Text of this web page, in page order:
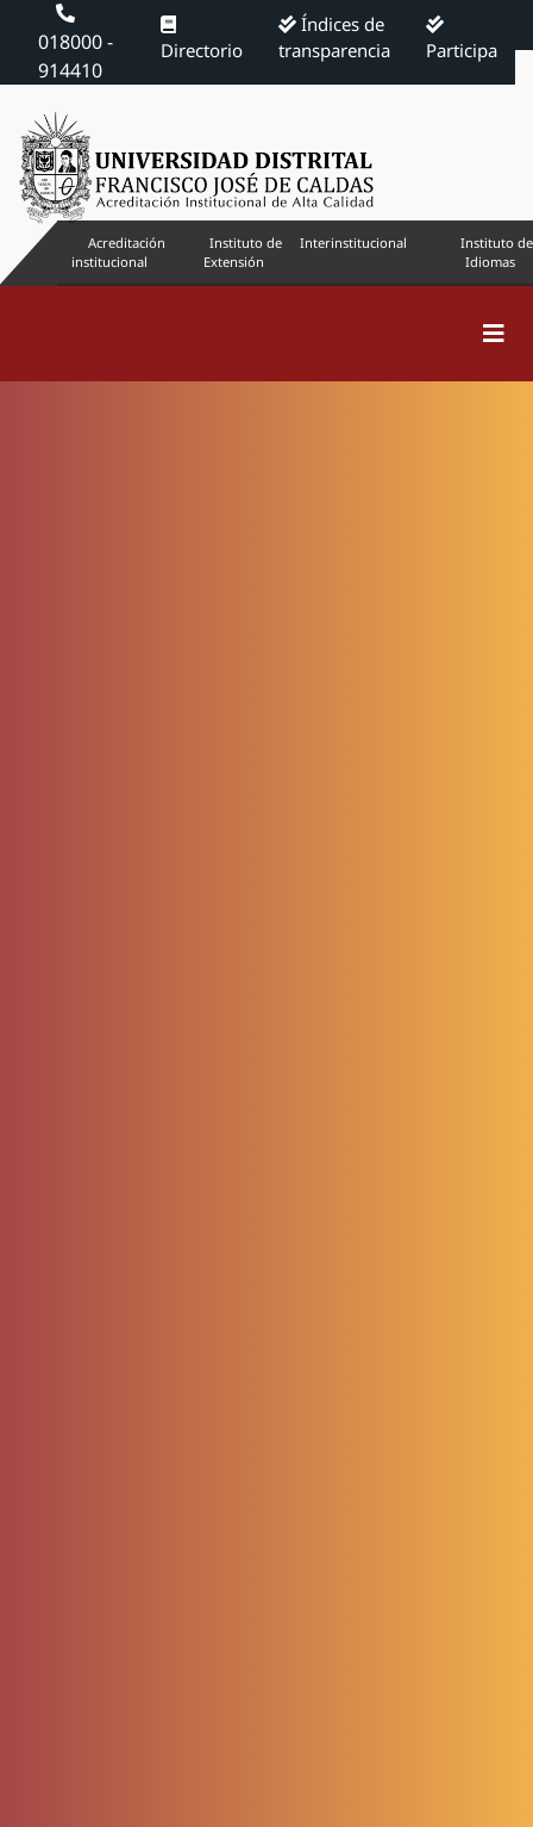
018000 -
914410
Directorio
Índices de
transparencia
Participa
Acreditación
institucional
Instituto de
Extensión
Interinstitucional
Instituto de
Idiomas